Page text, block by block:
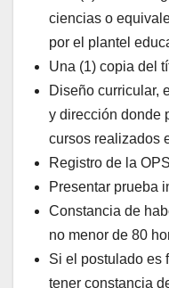
ciencias o
por el plantel
Una (1) copia del
Diseño curricular,
y dirección donde
cursos realizados
Registro de la
Presentar prueba
Constancia de
no menor de 80
Si el postulado es
tener constancia